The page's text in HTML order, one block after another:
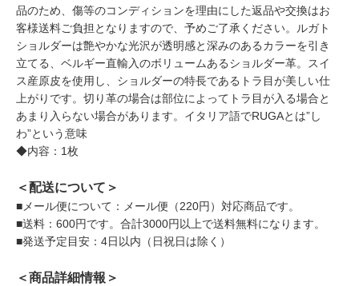
品のため、傷等のコンディションを理由にした返品や交換はお
客様送料ご負担となりますので、予めご了承ください。ルガト
ショルダーは艶やかな光沢が透明感と深みのあるカラーを引き
立てる、ベルギー直輸入のボリュームあるショルダー革。スイ
ス産原皮を使用し、ショルダーの特長であるトラ目が美しい仕
上がりです。切り革の場合は部位によってトラ目が入る場合と
あまり入らない場合があります。イタリア語でRUGAとは”し
わ”という意味
◆内容：1枚
＜配送について＞
■メール便について：メール便（220円）対応商品です。
■送料：600円です。合計3000円以上で送料無料になります。
■発送予定目安：4日以内（日祝日は除く）
＜商品詳細情報＞